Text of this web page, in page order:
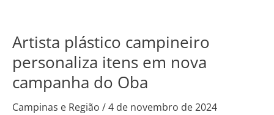
Artista plástico campineiro
personaliza itens em nova
campanha do Oba
Campinas e Região /4 de novembro de 2024
Artista
campineiro
personaliza
itens